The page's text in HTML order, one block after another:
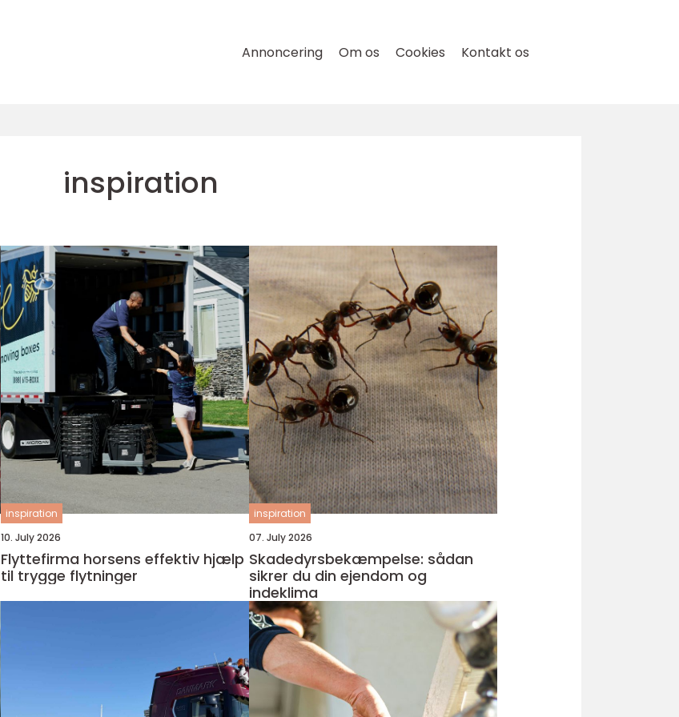
Annoncering Om os Cookies Kontakt os
inspiration
inspiration
10. July 2026
Flyttefirma horsens effektiv hjælp
til trygge flytninger
inspiration
07. July 2026
Skadedyrsbekæmpelse: sådan
sikrer du din ejendom og
indeklima